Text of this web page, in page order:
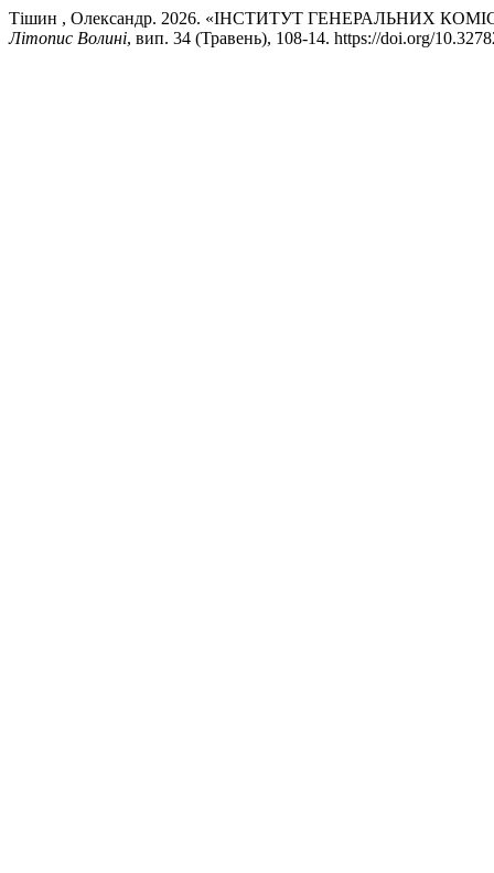
Тішин , Олександр. 2026. «ІНСТИТУТ ГЕНЕРАЛЬНИХ
Літопис Волині, вип. 34 (Травень), 108-14. https://doi.org/